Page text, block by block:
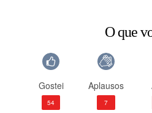
O que
Gostei
54
Aplausos
7